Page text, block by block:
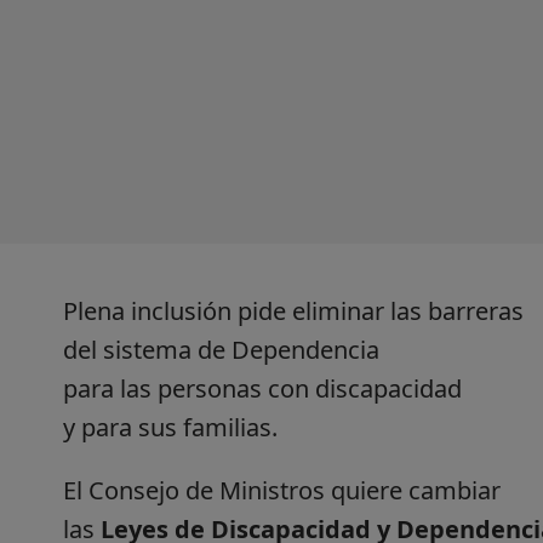
Plena inclusión pide eliminar las barreras
del sistema de Dependencia
para las personas con discapacidad
y para sus familias.
El Consejo de Ministros quiere cambiar
las Leyes de Discapacidad y